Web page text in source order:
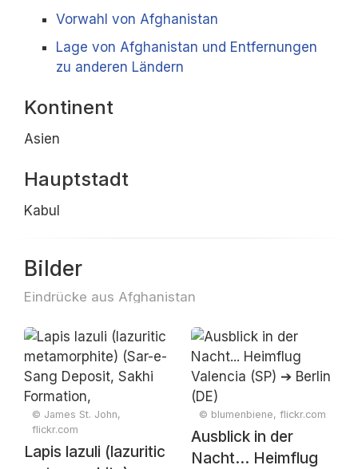
Vorwahl von Afghanistan
Lage von Afghanistan und Entfernungen
zu anderen Ländern
Kontinent
Asien
Hauptstadt
Kabul
Bilder
Eindrücke aus Afghanistan
© James St. John,
flickr.com
Lapis lazuli (lazuritic
© blumenbiene, flickr.com
Ausblick in der
Nacht... Heimflug